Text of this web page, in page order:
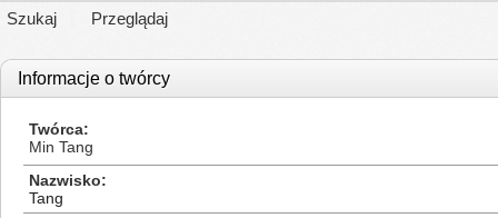
Szukaj Przeglądaj
Informacje o twórcy
Twórca
Min Tang
Nazwisko
Tang